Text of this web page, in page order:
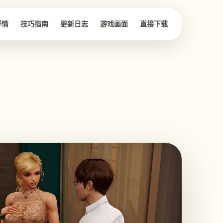
情 技巧指南 更新日志 游戏画面 直接下载